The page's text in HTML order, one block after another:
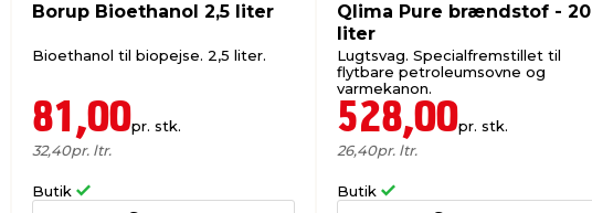
Borup Bioethanol 2,5 liter
Bioethanol til biopejse. 2,5 liter.
81,00pr. stk.
32,40pr. ltr.
Butik
Qlima Pure brændstof - 20
liter
Lugtsvag. Specialfremstillet til
flytbare petroleumsovne og
varmekanon.
528,00pr. stk.
26,40pr. ltr.
Butik